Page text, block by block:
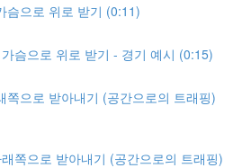
슴으로 위로 받기 (0:11)
슴으로 위로 받기 - 경기 예시 (0:15)
쪽으로 받아내기 (공간으로의 트래핑)
쪽으로 받아내기 (공간으로의 트래핑)